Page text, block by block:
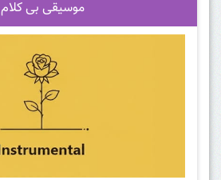
موسیقی بی کلام